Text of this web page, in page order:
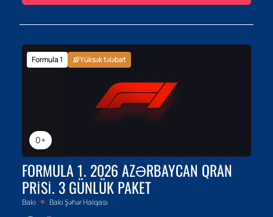
0+
Formula 1 Yüksək tələbat
FORMULA 1. 2026 AZƏRBAYCAN QRAN
PRISI. 3 GÜNLÜK PAKET
Bakı Bakı Şəhər Halqası